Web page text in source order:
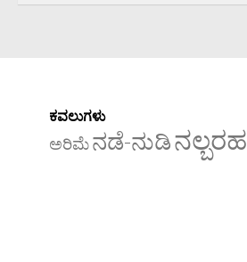
ಕವಲುಗಳು
ಅರಿಮೆನಡೆ-ನುಡಿನಲ್ಬರಹ